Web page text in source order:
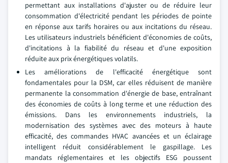
permettant aux installations d'ajuster ou de réduire leur
consommation d'électricité pendant les périodes de pointe
en réponse aux tarifs horaires ou aux incitations du réseau.
Les utilisateurs industriels bénéficient d'économies de coûts,
d'incitations à la fiabilité du réseau et d'une exposition
réduite aux prix énergétiques volatils.
Les améliorations de l'efficacité énergétique sont
fondamentales pour la DSM, car elles réduisent de manière
permanente la consommation d'énergie de base, entraînant
des économies de coûts à long terme et une réduction des
émissions. Dans les environnements industriels, la
modernisation des systèmes avec des moteurs à haute
efficacité, des commandes HVAC avancées et un éclairage
intelligent réduit considérablement le gaspillage. Les
mandats réglementaires et les objectifs ESG poussent